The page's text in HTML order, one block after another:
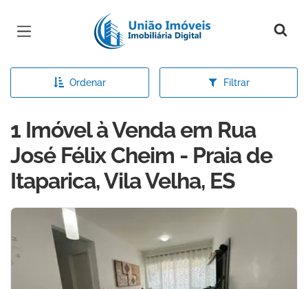
Página inicial
Ordenar Filtrar
1 Imóvel à Venda em Rua
José Félix Cheim - Praia de
Itaparica, Vila Velha, ES